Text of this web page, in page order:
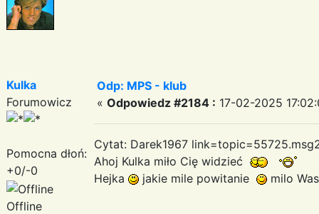
Kulka
Forumowicz
Pomocna dłoń:
+0/-0
Offline
Odp: MPS - klub
« Odpowiedz #2184 : 17-02-2025
Cytat: Darek1967
Ahoj Kulka miło Cię widzieć
Hejka
jakie mile powitanie milo